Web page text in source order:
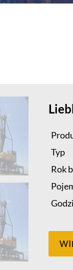
Typ
Rok